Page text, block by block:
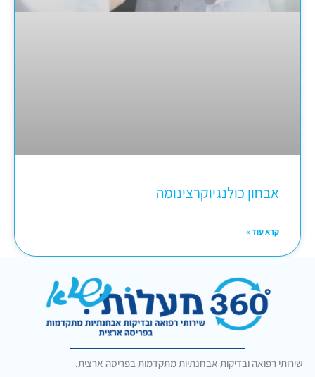
אבחון כולנגיוקרצינומה
קרא עוד »
שירותי רפואה ובדיקות אבחנתיות מתקדמות בפריסה ארצית.